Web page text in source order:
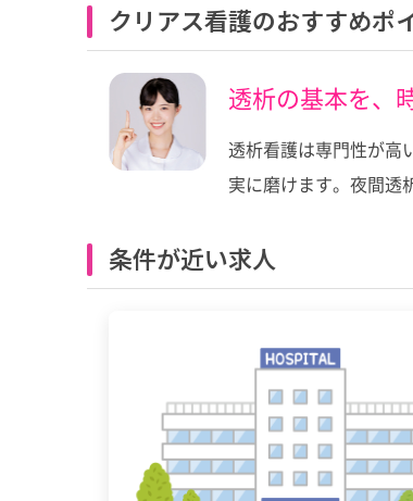
クリアス看護のおすすめポ
透析の基本を、
透析看護は専門性が高
実に磨けます。夜間透
条件が近い求人